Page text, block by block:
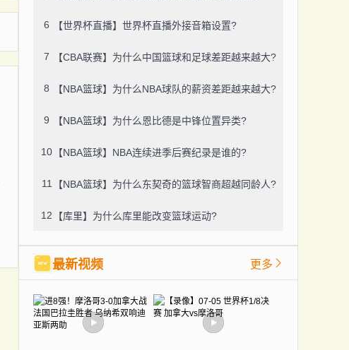
6 【世界杯直播】世界杯直播外接音箱设置?
7 【CBA联赛】为什么中国篮球和足球差距越来越大?
8 【NBA篮球】为什么NBA球队的薪资差距越来越大?
9 【NBA篮球】为什么恩比德是中锋位置异类?
10 【NBA篮球】NBA连续进季后赛纪录是谁的?
11 【NBA篮球】为什么东契奇的篮球智商超越同龄人?
12 【库里】为什么库里能改变篮球运动?
最新视频 更多